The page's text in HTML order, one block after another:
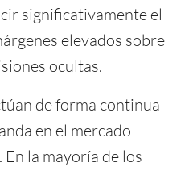
significativamente el
elevados sobre
ocultas.
de forma continua
en el mercado
la mayoría de los